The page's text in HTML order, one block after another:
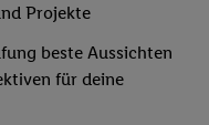
Projekte
beste Aussichten
für deine